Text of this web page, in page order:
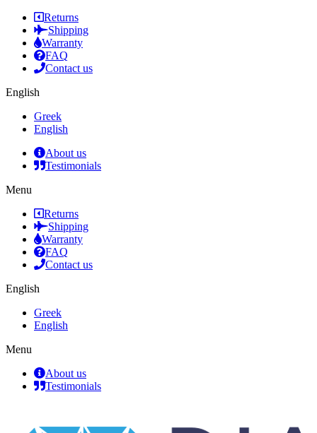
Returns
Shipping
Warranty
FAQ
Contact us
English
Greek
English
About us
Testimonials
Menu
Returns
Shipping
Warranty
FAQ
Contact us
English
Greek
English
Menu
About us
Testimonials